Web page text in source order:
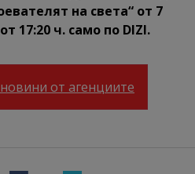
на света“ от 7
17:20 ч. само по DIZI.
от агенциите